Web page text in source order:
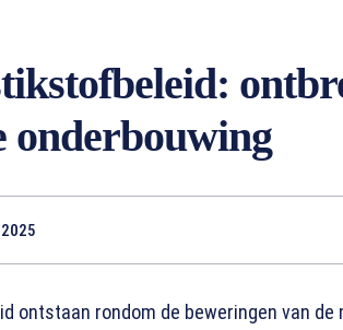
onderbouwing
ontstaan rondom de beweringen van de